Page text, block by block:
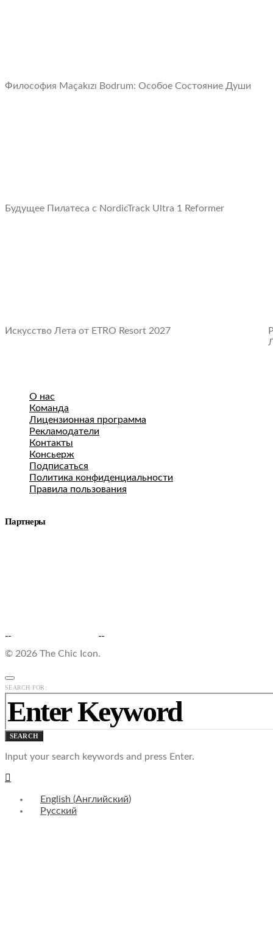
Философия Maçakızı Bodrum: Oсобое Cостояние Души
Будущее Пилатеса с NordicTrack Ultra 1 Reformer
Искусство Лета от ETRO Resort 2027
О нас
Команда
Лицензионная программа
Рекламодатели
Контакты
Консьерж
Подписаться
Политика конфиденциальности
Правила пользования
Партнеры
© 2026 The Chic Icon.
SEARCH FOR:
SEARCH
Input your search keywords and press Enter.
English (Английский)
Русский